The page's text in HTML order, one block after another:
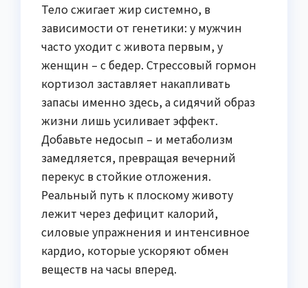
Тело сжигает жир системно, в
зависимости от генетики: у мужчин
часто уходит с живота первым, у
женщин – с бедер. Стрессовый гормон
кортизол заставляет накапливать
запасы именно здесь, а сидячий образ
жизни лишь усиливает эффект.
Добавьте недосып – и метаболизм
замедляется, превращая вечерний
перекус в стойкие отложения.
Реальный путь к плоскому животу
лежит через дефицит калорий,
силовые упражнения и интенсивное
кардио, которые ускоряют обмен
веществ на часы вперед.